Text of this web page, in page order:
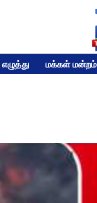
மக்கள் மன்றம்